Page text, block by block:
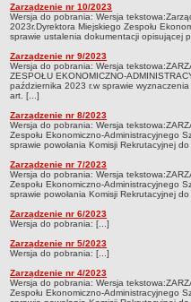
Zarządzenia 2016
Zarządzenia 2017
Zarządzenia 2018
Zarządzenia 2019
Zarządzenia 2020
Zarządzenia 2021
Zarządzenia 2022
Zarządzenia 2023
Zarządzenia 2024
Zarządzenia 2025
Zarządzenia 2026
Kontrola zarządcza
Sprawozdania finansowe
Zarządzenie nr 10/2023
Wersja do pobrania: Wersja
2023r.Dyrektora Miejskiego Zespołu
sprawie ustalenia dokumentacji opisującej
Zarządzenie nr 9/2023
Wersja do pobrania: Wersja
ZESPOŁU EKONOMICZNO-
października 2023 r.w sprawie
art. [...]
Zarządzenie nr 8/2023
Wersja do pobrania: Wersja
Zespołu Ekonomiczno-Administracyjnego
sprawie powołania Komisji Rekrutacyjnej
Zarządzenie nr 7/2023
Wersja do pobrania: Wersja
Zespołu Ekonomiczno-Administracyjnego
sprawie powołania Komisji Rekrutacyjnej
Zarządzenie nr 6/2023
Wersja do pobrania: [...]
Zarządzenie nr 5/2023
Wersja do pobrania: [...]
Zarządzenie nr 4/2023
Wersja do pobrania: Wersja
Zespołu Ekonomiczno-Administracyjnego